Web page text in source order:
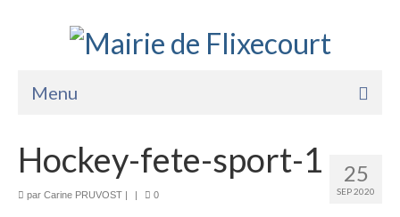
Menu
La Mairie 25
SEP 2020
Hockey-fete-sport-1
par Carine PRUVOST | | 0